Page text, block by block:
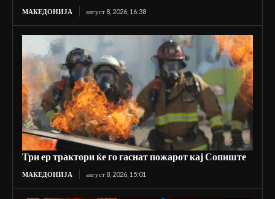
МАКЕДОНИЈА август 8, 2026, 16:38
Три ер трактори ќе го гаснат пожарот кај Сопиште
МАКЕДОНИЈА август 8, 2026, 15:01